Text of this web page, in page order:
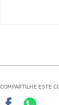
COMPARTILHE ESTE